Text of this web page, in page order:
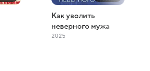
Как уволить
неверного мужа
2025